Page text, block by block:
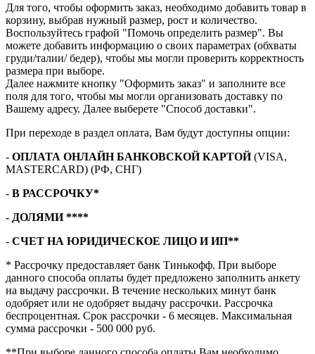
Для того, чтобы оформить заказ, необходимо добавить товар в
корзину, выбрав нужный размер, рост и количество.
Воспользуйтесь графой "Помочь определить размер". Вы
можете добавить информацию о своих параметрах (обхваты
груди/талии/ бедер), чтобы мы могли проверить корректность
размера при выборе.
Далее нажмите кнопку "Оформить заказ" и заполните все
поля для того, чтобы мы могли организовать доставку по
Вашему адресу. Далее выберете "Способ доставки".
При переходе в раздел оплата, Вам будут доступны опции:
- ОПЛАТА ОНЛАЙН БАНКОВСКОЙ КАРТОЙ(VISA,
MASTERCARD) (РФ, СНГ)
- В РАССРОЧКУ*
- ДОЛЯМИ ****
- СЧЕТ НА ЮРИДИЧЕСКОЕ ЛИЦО И ИП**
* Рассрочку предоставляет банк Тинькофф. При выборе
данного способа оплаты будет предложено заполнить анкету
на выдачу рассрочки. В течение нескольких минут банк
одобряет или не одобряет выдачу рассрочки. Рассрочка
беспроцентная. Срок рассрочки - 6 месяцев. Максимальная
сумма рассрочки - 500 000 руб.